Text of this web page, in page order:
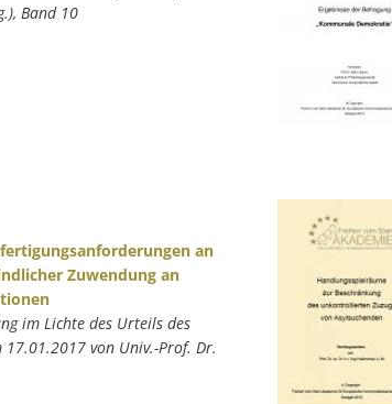
Band 10
an
Zuwendung an
im Lichte des Urteils des
17.01.2017 von Univ.-Prof. Dr.